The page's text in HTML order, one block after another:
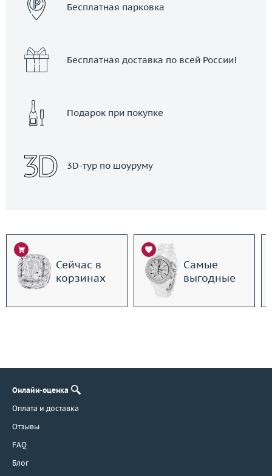
Бесплатная парковка
Бесплатная доставка по всей России!
Подарок при покупке
3D-тур по шоуруму
Сейчас в
корзинах
Самые
выгодные
Онлайн-оценка
Оплата и доставка
Отзывы
FAQ
Блог